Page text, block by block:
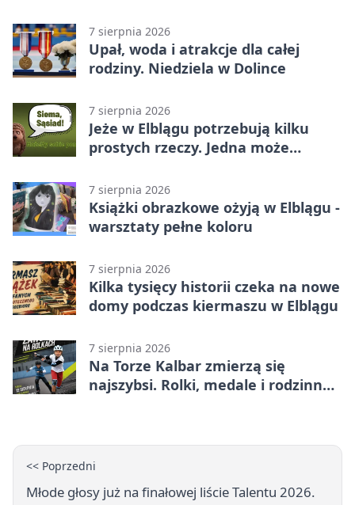
7 sierpnia 2026
Upał, woda i atrakcje dla całej
rodziny. Niedziela w Dolince
7 sierpnia 2026
Jeże w Elblągu potrzebują kilku
prostych rzeczy. Jedna może
7 sierpnia 2026
Książki obrazkowe ożyją w Elblągu -
warsztaty pełne koloru
7 sierpnia 2026
Kilka tysięcy historii czeka na nowe
domy podczas kiermaszu w Elblągu
7 sierpnia 2026
Na Torze Kalbar zmierzą się
najszybsi. Rolki, medale i rodzinna
<< Poprzedni
Młode głosy już na finałowej liście Talentu 2026.